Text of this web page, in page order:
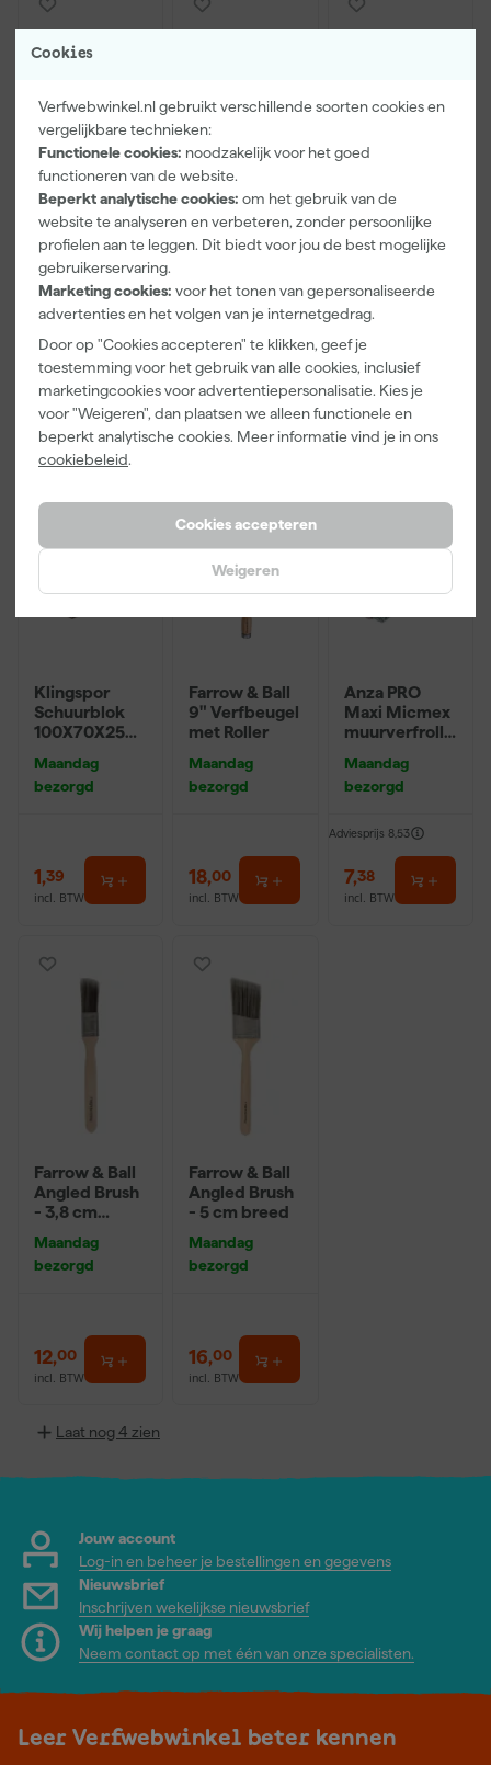
Cookies
Verfwebwinkel.nl gebruikt verschillende soorten cookies en
vergelijkbare technieken:
Functionele cookies: noodzakelijk voor het goed
functioneren van de website.
Beperkt analytische cookies: om het gebruik van de
website te analyseren en verbeteren, zonder persoonlijke
profielen aan te leggen. Dit biedt voor jou de best mogelijke
gebruikerservaring.
Marketing cookies: voor het tonen van gepersonaliseerde
advertenties en het volgen van je internetgedrag.
Door op "Cookies accepteren" te klikken, geef je
toestemming voor het gebruik van alle cookies, inclusief
marketingcookies voor advertentiepersonalisatie. Kies je
voor "Weigeren", dan plaatsen we alleen functionele en
beperkt analytische cookies. Meer informatie vind je in ons
cookiebeleid.
Cookies accepteren
Weigeren
Paintura
Lucamax
Washi tape -
50mx24mm
Maandag
bezorgd
Adviesprijs 6,00
3,99
incl. BTW
Farrow & Ball
F&B
Kleurenwaaie
Maandag
bezorgd
22,00
incl. BTW
Go!Paint Roll
And Go
Verfbak -
0,5L + 5
Inzetbakken
Maandag
bezorgd
3,99
incl. BTW
Klingspor
Schuurblok
100X70X25m
P220
Maandag
bezorgd
1,39
incl. BTW
Farrow & Ball
9" Verfbeugel
met Roller
Maandag
bezorgd
18,00
incl. BTW
Anza PRO
Maxi Micmex
muurverfrolle
Maandag
bezorgd
Adviesprijs 8,53
7,38
incl. BTW
Farrow & Ball
Angled Brush
- 3,8 cm
Maandag
bezorgd
12,00
incl. BTW
Farrow & Ball
Angled Brush
- 5 cm breed
Maandag
bezorgd
16,00
incl. BTW
Laat nog 4 zien
Jouw account
Log-in en beheer je bestellingen en gegevens
Nieuwsbrief
Inschrijven wekelijkse nieuwsbrief
Wij helpen je graag
Neem contact op met één van onze specialisten.
Leer Verfwebwinkel beter kennen